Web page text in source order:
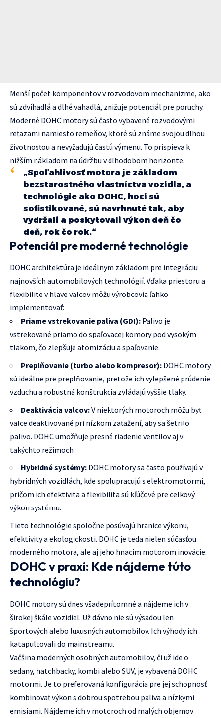
Menší počet komponentov v rozvodovom mechanizme, ako
sú zdvíhadlá a dlhé vahadlá, znižuje potenciál pre poruchy.
Moderné DOHC motory sú často vybavené rozvodovými
reťazami namiesto remeňov, ktoré sú známe svojou dlhou
životnosťou a nevyžadujú častú výmenu. To prispieva k
nižším nákladom na údržbu v dlhodobom horizonte.
„Spoľahlivosť motora je základom
bezstarostného vlastníctva vozidla, a
technológie ako DOHC, hoci sú
sofistikované, sú navrhnuté tak, aby
vydržali a poskytovali výkon deň čo
deň, rok čo rok.“
Potenciál pre moderné technológie
DOHC architektúra je ideálnym základom pre integráciu
najnovších automobilových technológií. Vďaka priestoru a
flexibilite v hlave valcov môžu výrobcovia ľahko
implementovať:
Priame vstrekovanie paliva (GDI): Palivo je
vstrekované priamo do spaľovacej komory pod vysokým
tlakom, čo zlepšuje atomizáciu a spaľovanie.
Preplňovanie (turbo alebo kompresor): DOHC motory
sú ideálne pre preplňovanie, pretože ich vylepšené prúdenie
vzduchu a robustná konštrukcia zvládajú vyššie tlaky.
Deaktivácia valcov:V niektorých motoroch môžu byť
valce deaktivované pri nízkom zaťažení, aby sa šetrilo
palivo. DOHC umožňuje presné riadenie ventilov aj v
takýchto režimoch.
Hybridné systémy: DOHC motory sa často používajú v
hybridných vozidlách, kde spolupracujú s elektromotormi,
pričom ich efektivita a flexibilita sú kľúčové pre celkový
výkon systému.
Tieto technológie spoločne posúvajú hranice výkonu,
efektivity a ekologickosti. DOHC je teda nielen súčasťou
moderného motora, ale aj jeho hnacím motorom inovácie.
DOHC v praxi: Kde nájdeme túto
technológiu?
DOHC motory sú dnes všadeprítomné a nájdeme ich v
širokej škále vozidiel. Už dávno nie sú výsadou len
športových alebo luxusných automobilov. Ich výhody ich
katapultovali do mainstreamu.
Väčšina moderných osobných automobilov, či už ide o
sedany, hatchbacky, kombi alebo SUV, je vybavená DOHC
motormi. Je to preferovaná konfigurácia pre jej schopnosť
kombinovať výkon s dobrou spotrebou paliva a nízkymi
emisiami. Nájdeme ich v motoroch od malých objemov